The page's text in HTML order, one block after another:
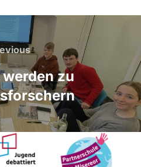
Previous
zu